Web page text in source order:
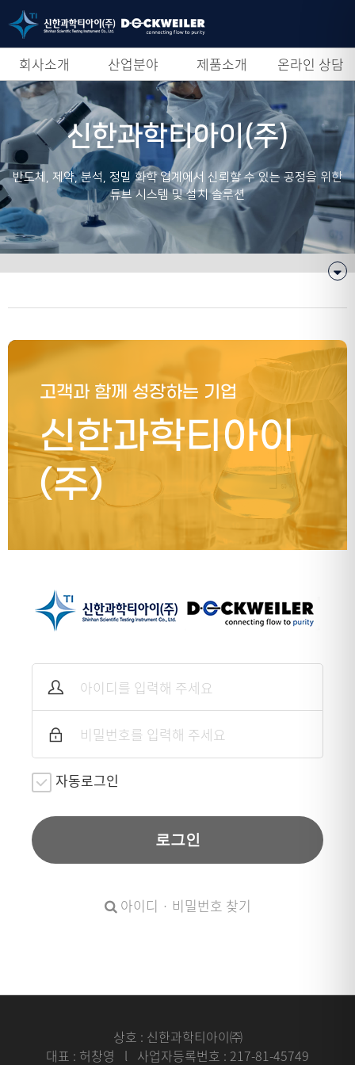
회사소개 산업분야 제품소개 온라인 상담
신한과학티아이(주)
반도체, 제약, 분석, 정밀 화학 업계에서 신뢰할 수 있는 공정을 위한
튜브 시스템 및 설치 솔루션
고객과 함께 성장하는 기업
신한과학티아이
(주)
자동로그인
로그인
아이디 · 비밀번호 찾기
상호 : 신한과학티아이㈜
대표 : 허창영 l 사업자등록번호 : 217-81-45749